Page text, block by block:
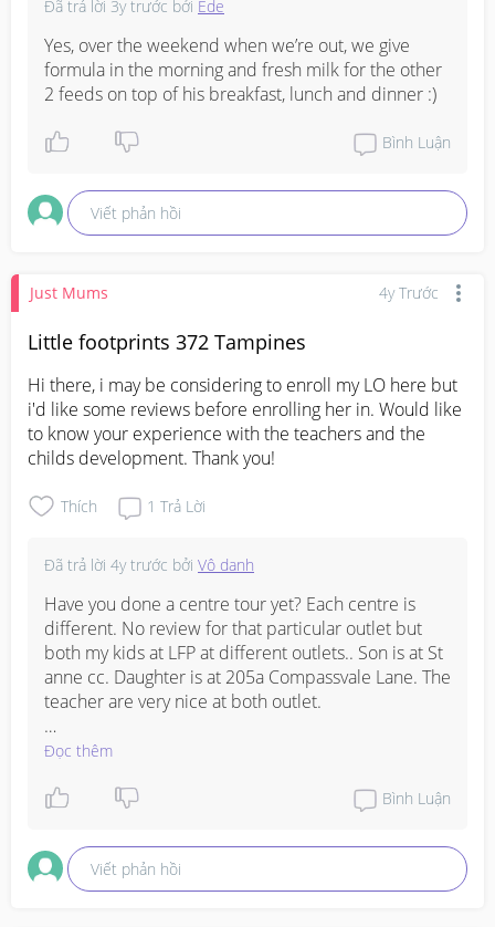
Đã trả lời 3y trước bởi Ede
Yes, over the weekend when we’re out, we give
formula in the morning and fresh milk for the other
2 feeds on top of his breakfast, lunch and dinner :)
Bình Luận
Viết phản hồi
Just Mums 4y Trước
Little footprints 372 Tampines
Hi there, i may be considering to enroll my LO here but
i'd like some reviews before enrolling her in. Would like
to know your experience with the teachers and the
childs development. Thank you!
Thích 1 Trả Lời
Đã trả lời 4y trước bởi Vô danh
Have you done a centre tour yet? Each centre is
different. No review for that particular outlet but
both my kids at LFP at different outlets.. Son is at St
anne cc. Daughter is at 205a Compassvale Lane. The
teacher are very nice at both outlet.
St anne outlet was very patient with my son who has
know all the kids and the ppl who pick them up,
Đọc thêm
Bình Luận
Viết phản hồi